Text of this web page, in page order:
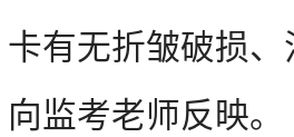
卡有无折皱破损
向监考老师反映。